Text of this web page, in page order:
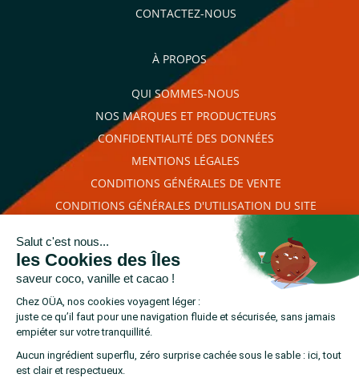
CONTACTEZ-NOUS
À PROPOS
QUI SOMMES-NOUS
NOS MARQUES ET PRODUCTEURS
CONFIDENTIALITÉ DES DONNÉES
MENTIONS LÉGALES
CONDITIONS GÉNÉRALES DE VENTE
CONDITIONS GÉNÉRALES D'UTILISATION DU SITE
RETROUVEZ-NOUS SUR
Je consens aussi à recevoir les offres
règles de
conditions d'utilisation